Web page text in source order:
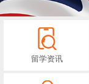
留学资讯